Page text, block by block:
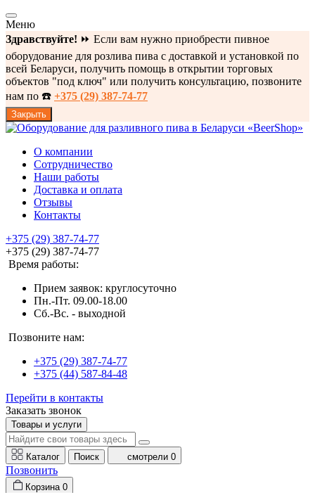
Меню
Здравствуйте! ⏩ Если вам нужно приобрести пивное
оборудование для розлива пива с доставкой и установкой по
всей Беларуси, получить помощь в открытии торговых
объектов "под ключ" или получить консультацию, позвоните
нам по ☎️ +375 (29) 387-74-77
Закрыть
О компании
Сотрудничество
Наши работы
Доставка и оплата
Отзывы
Контакты
+375 (29) 387-74-77
+375 (29) 387-74-77
Время работы:
Прием заявок: круглосуточно
Пн.-Пт. 09.00-18.00
Cб.-Вс. - выходной
Позвоните нам:
+375 (29) 387-74-77
+375 (44) 587-84-48
Перейти в контакты
Заказать звонок
Товары и услуги
Каталог Поиск смотрели 0
Позвонить
Корзина 0